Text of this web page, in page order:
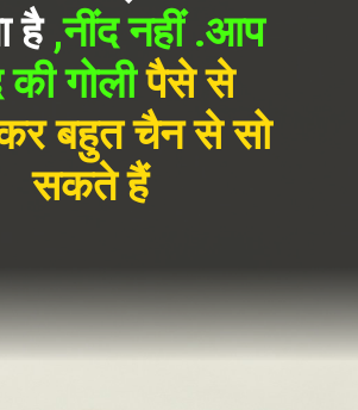
है ,नींद नहीं .आप
की गोलीपैसे से
बहुत चैन से सो
सकते हैं